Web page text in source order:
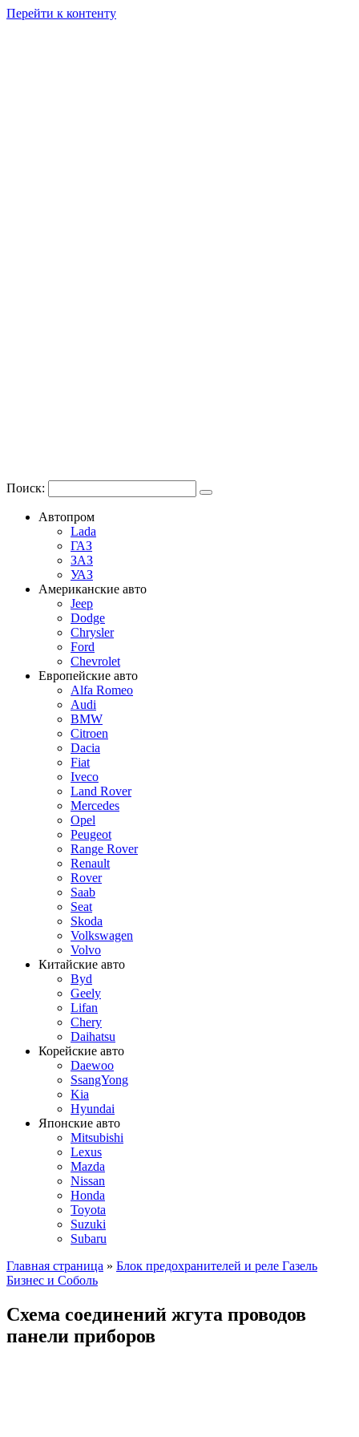
Перейти к контенту
Поиск:
Автопром
Lada
ГАЗ
ЗАЗ
УАЗ
Американские авто
Jeep
Dodge
Chrysler
Ford
Chevrolet
Европейские авто
Alfa Romeo
Audi
BMW
Citroen
Dacia
Fiat
Iveco
Land Rover
Mercedes
Opel
Peugeot
Range Rover
Renault
Rover
Saab
Seat
Skoda
Volkswagen
Volvo
Китайские авто
Byd
Geely
Lifan
Chery
Daihatsu
Корейские авто
Daewoo
SsangYong
Kia
Hyundai
Японские авто
Mitsubishi
Lexus
Mazda
Nissan
Honda
Toyota
Suzuki
Subaru
Главная страница » Блок предохранителей и реле Газель
Бизнес и Соболь
Схема соединений жгута проводов
панели приборов